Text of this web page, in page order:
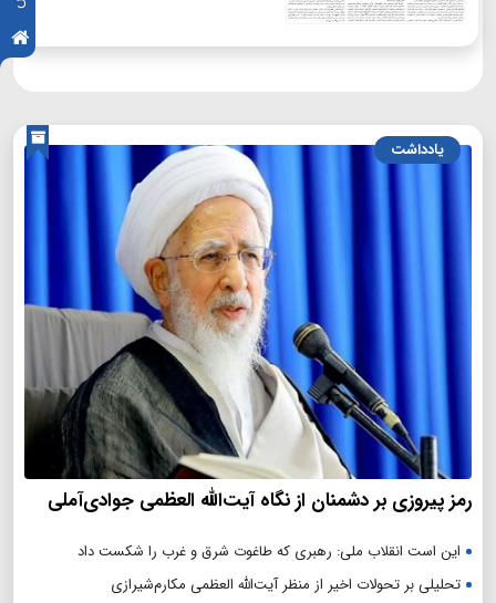
یادداشت
رمز پیروزی بر دشمنان از نگاه آیت‌الله العظمی جوادی‌آملی
این است انقلاب ملی: رهبری که طاغوت شرق و غرب را شکست داد
تحلیلی بر تحولات اخیر از منظر آیت‌الله العظمی مکارم‌شیرازی